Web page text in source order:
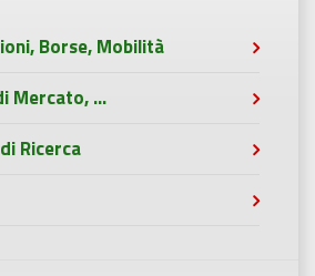
Borse, Mobilità
Mercato, ...
Ricerca